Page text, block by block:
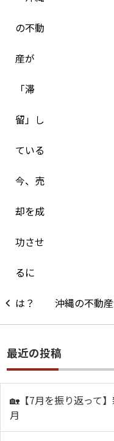
沖縄の不動
最近の投稿
🏡【7月を振り返って
月